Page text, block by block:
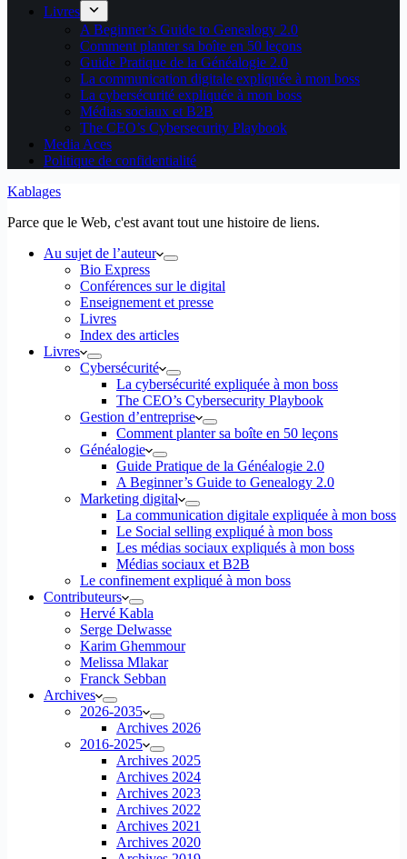
Livres
A Beginner’s Guide to Genealogy 2.0
Comment planter sa boîte en 50 leçons
Guide Pratique de la Généalogie 2.0
La communication digitale expliquée à mon boss
La cybersécurité expliquée à mon boss
Médias sociaux et B2B
The CEO’s Cybersecurity Playbook
Media Aces
Politique de confidentialité
Kablages
Parce que le Web, c'est avant tout une histoire de liens.
Au sujet de l’auteur
Bio Express
Conférences sur le digital
Enseignement et presse
Livres
Index des articles
Livres
Cybersécurité
La cybersécurité expliquée à mon boss
The CEO’s Cybersecurity Playbook
Gestion d’entreprise
Comment planter sa boîte en 50 leçons
Généalogie
Guide Pratique de la Généalogie 2.0
A Beginner’s Guide to Genealogy 2.0
Marketing digital
La communication digitale expliquée à mon boss
Le Social selling expliqué à mon boss
Les médias sociaux expliqués à mon boss
Médias sociaux et B2B
Le confinement expliqué à mon boss
Contributeurs
Hervé Kabla
Serge Delwasse
Karim Ghemmour
Melissa Mlakar
Franck Sebban
Archives
2026-2035
Archives 2026
2016-2025
Archives 2025
Archives 2024
Archives 2023
Archives 2022
Archives 2021
Archives 2020